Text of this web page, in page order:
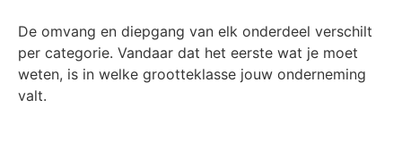
De omvang en diepgang van elk onderdeel verschilt
per categorie. Vandaar dat het eerste wat je moet
weten, is in welke grootteklasse jouw onderneming
valt.